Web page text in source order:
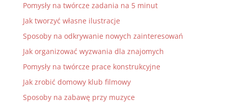
Pomysły na twórcze zadania na 5 minut
Jak tworzyć własne ilustracje
Sposoby na odkrywanie nowych zainteresowań
Jak organizować wyzwania dla znajomych
Pomysły na twórcze prace konstrukcyjne
Jak zrobić domowy klub filmowy
Sposoby na zabawę przy muzyce